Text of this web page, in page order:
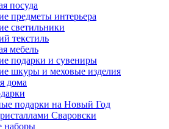
посуда
предметы интерьера
светильники
текстиль
мебель
подарки и сувениры
шкуры и меховые изделия
дома
подарки на Новый Год
Сваровски
наборы